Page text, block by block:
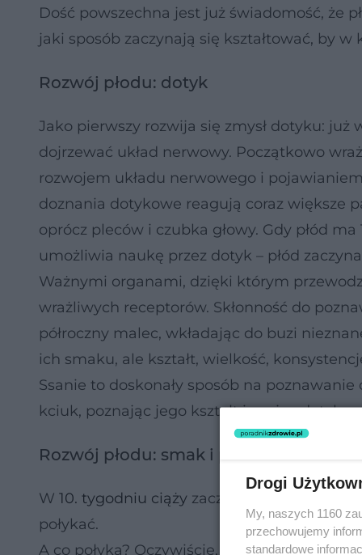
Dość powszechna jest już świadomość, że
jaki sposób zaczynają się kształtować, by
Rozwój płodu: dotyk
Jako pierwszy rozwija się zmysł dotyku: już
dojrzewać układ nerwowy. Początkowo
rozwojem układu nerwowego i
doznania dotykowe reagują coraz większe
oprócz pleców i czubka głowy. Gdy płód
umożliwia naukę przez dotyk – płód
Ważnymi organami, dzięki którym
wrażliwych receptorów. Skłonność do
półroczny malec, wkładając do buzi
ich smaku, ale kształt, wielkość,
Ssanie to doskonały sposób na
kciuk, poznając jego kształt i czując dotyk
Rozwój płodu: smak i powonienie
W 10. tygodniu ciąży zaczynają się tworzyć
połykać.
A co połyka? Oczywiście, płyn owodniowy.
Drogi
My, naszych 1160
przechowujemy
standardowe